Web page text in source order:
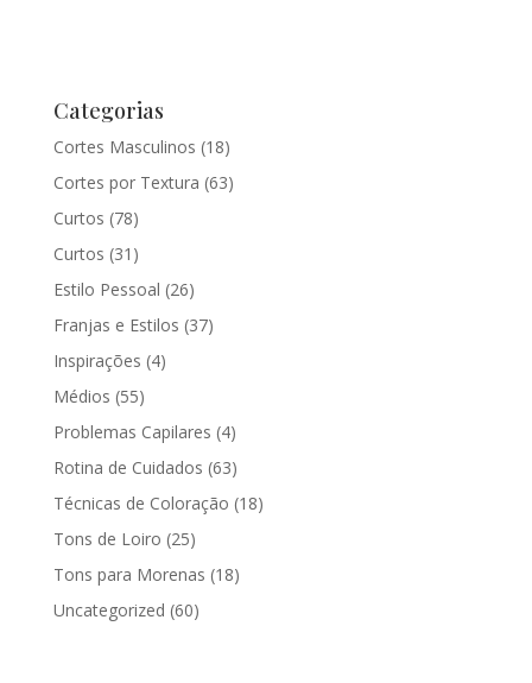
Categorias
Cortes Masculinos (18)
Cortes por Textura (63)
Curtos (78)
Curtos (31)
Estilo Pessoal (26)
Franjas e Estilos (37)
Inspirações (4)
Médios (55)
Problemas Capilares (4)
Rotina de Cuidados (63)
Técnicas de Coloração (18)
Tons de Loiro (25)
Tons para Morenas (18)
Uncategorized (60)